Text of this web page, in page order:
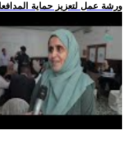
.. ورشة عمل لتعزيز حماية